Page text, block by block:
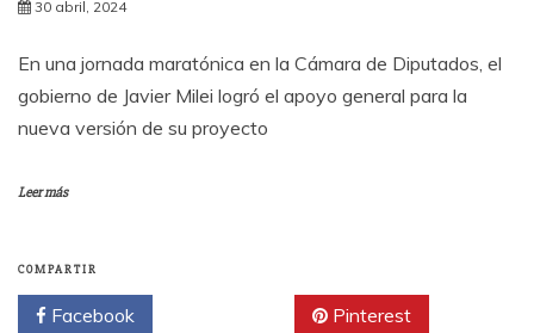
30 abril, 2024
En una jornada maratónica en la Cámara de Diputados, el
gobierno de Javier Milei logró el apoyo general para la
nueva versión de su proyecto
Leer más
COMPARTIR
Facebook Pinterest